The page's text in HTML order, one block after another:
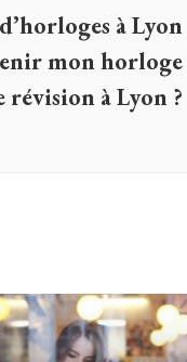
à Lyon
mon horloge
révision à Lyon ?